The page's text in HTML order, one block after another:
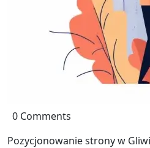
0 Comments
Pozycjonowanie strony w